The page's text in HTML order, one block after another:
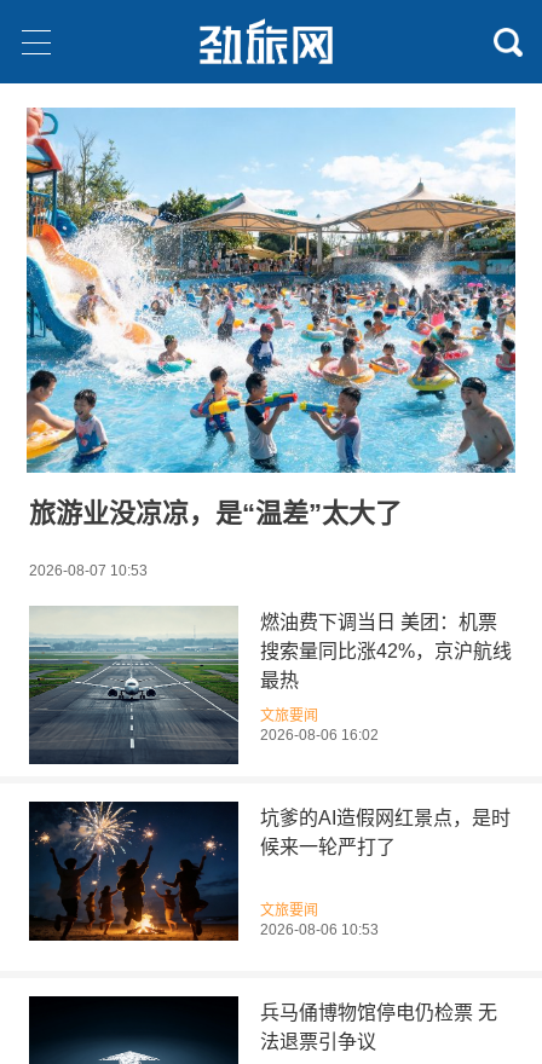
旅游业没凉凉，是“温差”太大了
2026-08-07 10:53
燃油费下调当日 美团：机票
搜索量同比涨42%，京沪航线
最热
文旅要闻
2026-08-06 16:02
坑爹的AI造假网红景点，是时
候来一轮严打了
文旅要闻
2026-08-06 10:53
兵马俑博物馆停电仍检票 无
法退票引争议